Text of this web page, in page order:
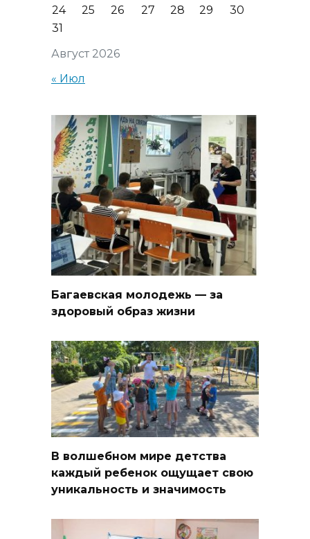
Август 2026
24 25 26 27 28 29
30
31
« Июл
Багаевская молодежь — за
здоровый образ жизни
В волшебном мире детства
каждый ребенок ощущает свою
уникальность и значимость